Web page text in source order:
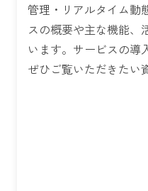
管理・リアルタイム動
スの概要や主な機能、
います。サービスの導
ぜひご覧いただきたい